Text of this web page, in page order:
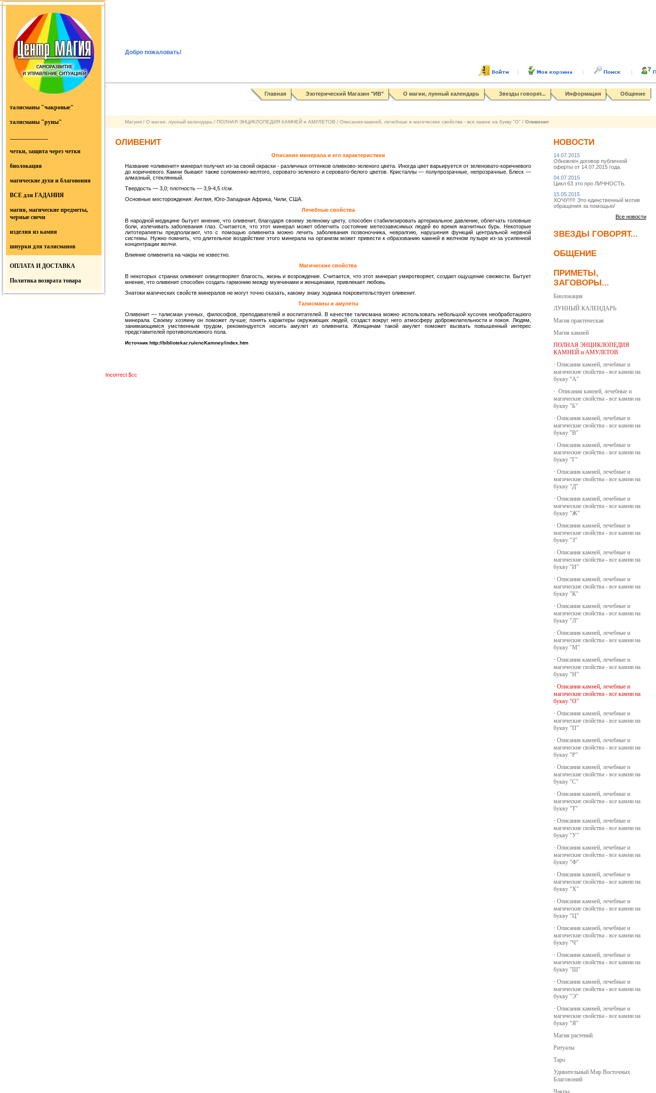
талисманы "чакровые"
талисманы "руны"
четки, защита через четки
биолокация
магические духи и благовония
ВСЕ для ГАДАНИЯ
магия, магические предметы,
черные свечи
изделия из камня
шнурки для талисманов
ОПЛАТА И ДОСТАВКА
Политика возврата товара
Добро пожаловать!
Главная Эзотерический Магазин "ИВ" О магии, лунный календарь Звезды говорят... Информация Общение
Магуия / О магии, лунный календарь / ПОЛНАЯ ЭНЦИКЛОПЕДИЯ КАМНЕЙ и АМУЛЕТОВ / Описания камней, лечебные и магические свойства - все камни на букву "О" / Оливенит
ОЛИВЕНИТ
Описание минерала и его характеристики
Название «оливенит» минерал получил из-за своей окраски - различных оттенков оливково-зеленого цвета. Иногда цвет варьируется от зеленовато-коричневого
до коричневого. Камни бывают также соломенно-желтого, серовато-зеленого и серовато-белого цветов. Кристаллы — полупрозрачные, непрозрачные. Блеск —
алмазный, стеклянный.
Твердость — 3,0; плотность — 3,9-4,5 г/см.
Основные месторождения: Англия, Юго-Западная Африка, Чили, США.
Лечебные свойства
В народной медицине бытует мнение, что оливенит, благодаря своему зеленому цвету, способен стабилизировать артериальное давление, облегчать головные
боли, излечивать заболевания глаз. Считается, что этот минерал может облегчить состояние метеозависимых людей во время магнитных бурь. Некоторые
литотерапевты предполагают, что с помощью оливенита можно лечить заболевания позвоночника, невралгию, нарушения функций центральной нервной
системы. Нужно помнить, что длительное воздействие этого минерала на организм может привести к образованию камней в желчном пузыре из-за усиленной
концентрации желчи.
Влияние оливенита на чакры не известно.
Магические свойства
В некоторых странах оливенит олицетворяет благость, жизнь и возрождение. Считается, что этот минерал умиротворяет, создает ощущение свежести. Бытует
мнение, что оливенит способен создать гармонию между мужчинами и женщинами, привлекает любовь.
Знатоки магических свойств минералов не могут точно сказать, какому знаку зодиака покровительствует оливенит.
Талисманы и амулеты
Оливенит — талисман ученых, философов, преподавателей и воспитателей. В качестве талисмана можно использовать небольшой кусочек необработашюго
минерала. Своему хозяину он поможет лучше; понять характеры окружающих людей, создаст вокруг него атмосферу доброжелательности и покоя. Людям,
занимающимся умственным трудом, рекомендуется носить амулет из оливенита. Женщинам такой амулет поможет вызвать повышенный интерес
представителей противоположного пола.
Источник http://bibliotekar.ru/encKamney/index.htm
Incorrect $cc
НОВОСТИ
14.07.2015
Обновлен договор публичной
оферты от 14.07.2015 года.
04.07.2015
Цикл 63 это про ЛИЧНОСТЬ.
15.05.2015
ХОЧУ!!!!! Это единственный мотив
обращения за помощью/
Все новости
ЗВЕЗДЫ ГОВОРЯТ...
ОБЩЕНИЕ
ПРИМЕТЫ,
ЗАГОВОРЫ...
Биолокация
ЛУННЫЙ КАЛЕНДАРЬ
Магия практическая
Магия камней
ПОЛНАЯ ЭНЦИКЛОПЕДИЯ
КАМНЕЙ и АМУЛЕТОВ
· Описания камней, лечебные и
магические свойства - все камни на
букву "А"
· Описания камней, лечебные и
магические свойства - все камни на
букву "Б"
· Описания камней, лечебные и
магические свойства - все камни на
букву "В"
· Описания камней, лечебные и
магические свойства - все камни на
букву "Г"
· Описания камней, лечебные и
магические свойства - все камни на
букву "Д"
· Описания камней, лечебные и
магические свойства - все камни на
букву "Ж"
· Описания камней, лечебные и
магические свойства - все камни на
букву "З"
· Описания камней, лечебные и
магические свойства - все камни на
букву "И"
· Описания камней, лечебные и
магические свойства - все камни на
букву "К"
· Описания камней, лечебные и
магические свойства - все камни на
букву "Л"
· Описания камней, лечебные и
магические свойства - все камни на
букву "М"
· Описания камней, лечебные и
магические свойства - все камни на
букву "Н"
· Описания камней, лечебные и
магические свойства - все камни на
букву "О"
· Описания камней, лечебные и
магические свойства - все камни на
букву "П"
· Описания камней, лечебные и
магические свойства - все камни на
букву "Р"
· Описания камней, лечебные и
магические свойства - все камни на
букву "С"
· Описания камней, лечебные и
магические свойства - все камни на
букву "Т"
· Описания камней, лечебные и
магические свойства - все камни на
букву "У"
· Описания камней, лечебные и
магические свойства - все камни на
букву "Ф"
· Описания камней, лечебные и
магические свойства - все камни на
букву "Х"
· Описания камней, лечебные и
магические свойства - все камни на
букву "Ц"
· Описания камней, лечебные и
магические свойства - все камни на
букву "Ч"
· Описания камней, лечебные и
магические свойства - все камни на
букву "Ш"
· Описания камней, лечебные и
магические свойства - все камни на
букву "Э"
· Описания камней, лечебные и
магические свойства - все камни на
букву "Я"
Магия растений
Ритуалы
Таро
Удивительный Мир Восточных
Благовоний
Чакры